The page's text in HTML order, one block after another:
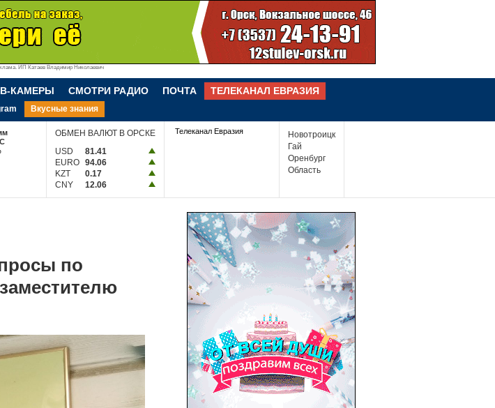
ИП Катаев Владимир Николаевич
КАМЕРЫ СМОТРИ РАДИО ПОЧТА ТЕЛЕКАНАЛ ЕВРАЗИЯ
Вкусные знания
ОБМЕН ВАЛЮТ В ОРСКЕ
USD
81.41
EURO 94.06
KZT
0.17
CNY
12.06
Телеканал Евразия
Новотроицк
Гай
Оренбург
Область
по